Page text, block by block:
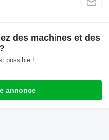
des machines et des
possible !
annonce